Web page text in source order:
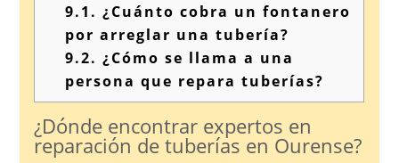
9.1. ¿Cuánto cobra un fontanero
por arreglar una tubería?
9.2. ¿Cómo se llama a una
persona que repara tuberías?
¿Dónde encontrar expertos en
reparación de tuberías en Ourense?